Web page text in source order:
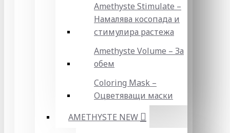
Amethyste Stimulate –
Намалява косопада и
стимулира растежа
Amethyste Volume – За
обем
Coloring Mask –
Оцветяващи маски
AMETHYSTE NEW